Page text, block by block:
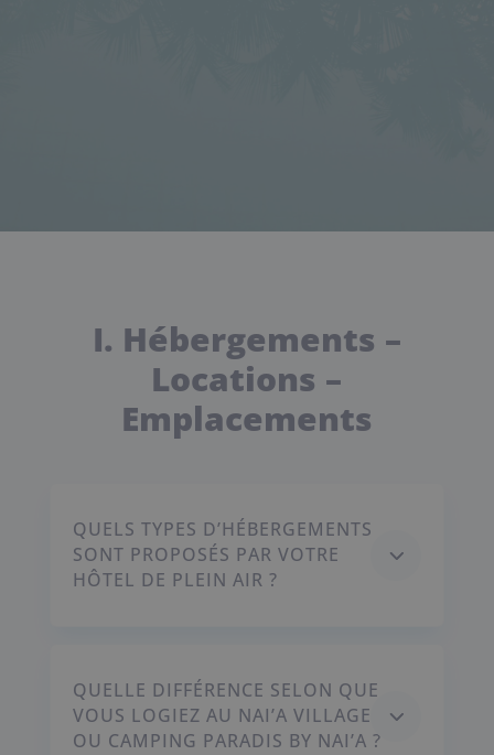
I. Hébergements –
Locations –
Emplacements
3
QUELS TYPES D’HÉBERGEMENTS
SONT PROPOSÉS PAR VOTRE
HÔTEL DE PLEIN AIR ?
3
QUELLE DIFFÉRENCE SELON QUE
VOUS LOGIEZ AU NAI’A VILLAGE
OU CAMPING PARADIS BY NAI’A ?